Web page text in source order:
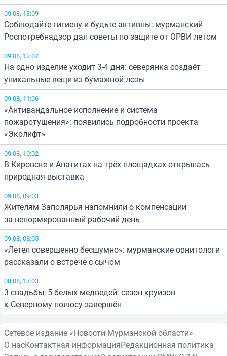
09.08, 13:09
Соблюдайте гигиену и будьте активны: мурманский
Роспотребнадзор дал советы по защите от ОРВИ летом
09.08, 12:07
На одно изделие уходит 3-4 дня: северянка создаёт
уникальные вещи из бумажной лозы
09.08, 11:06
«Антивандальное исполнение и система
пожаротушения»: появились подробности проекта
«Эколифт»
09.08, 10:02
В Кировске и Апатитах на трёх площадках открылась
природная выставка
09.08, 09:03
Жителям Заполярья напомнили о компенсации
за ненормированный рабочий день
09.08, 08:05
«Летел совершенно бесшумно»: мурманские орнитологи
рассказали о встрече с сычом
08.08, 17:03
3 свадьбы, 5 белых медведей: сезон круизов
к Северному полюсу завершён
Сетевое издание «Новости Мурманской области»
О насКонтактная информацияРедакционная политика